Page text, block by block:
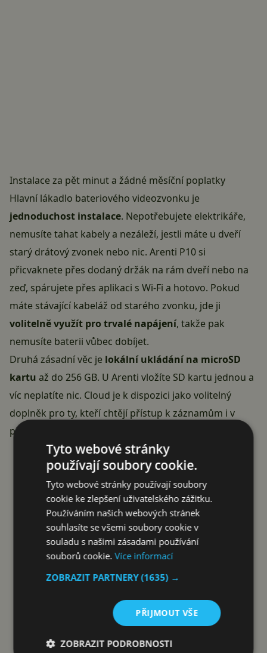
Instalace za pět minut a žádné měsíční poplatky
Hlavní lákadlo bateriového videozvonku je
jednoduchost instalace. Nepotřebujete elektrikáře,
nemusíte tahat kabely a nezáleží, jestli máte u dveří
starý drátový zvonek nebo nic. Arenti P10 si
přicvaknete přes dodaný držák na rám dveří nebo na
zeď, spárujete přes aplikaci s Wi-Fi a hotovo. Pokud
máte stávající kabeláž od starého zvonku, jde ji
volitelně využít pro trvalé napájení, takže pak
nemusíte baterii vůbec dobíjet.
Druhá zásadní věc je lokální ukládání na microSD
kartu až do 256 GB. U Arenti vložíte SD kartu jednou a
víc neplatíte nic. Cloud je k dispozici jako volitelný
doplněk pro ty, kteří chtějí přístup k záznamům i v
případě, že někdo zvonek z dveří odmontuje a vezme.
Reklama
Tyto webové stránky
používají soubory cookie.
Tyto webové stránky používají soubory
cookie ke zlepšení uživatelského zážitku.
Používáním našich webových stránek
souhlasíte se všemi soubory cookie v
souladu s našimi zásadami používání
souborů cookie.Více informací
ZOBRAZIT PARTNERY(1635) →
PŘIJMOUT VŠE
ZOBRAZIT PODROBNOSTI